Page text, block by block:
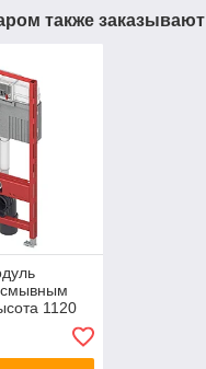
также заказывают
смывным
1120